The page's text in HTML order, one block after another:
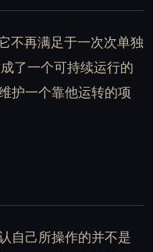
不再满足于一次次单独
了一个可持续运行的
护一个靠他运转的项
自己所操作的并不是